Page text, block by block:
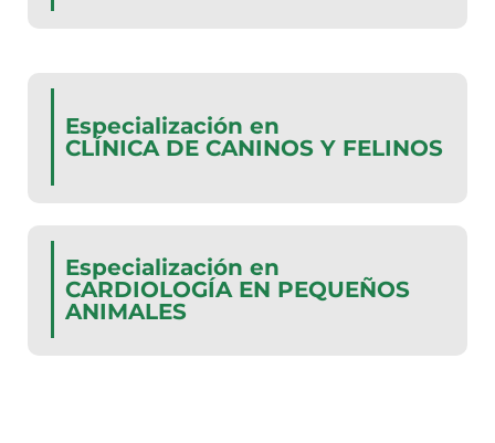
Especialización en
CLÍNICA DE CANINOS Y FELINOS
Especialización en
CARDIOLOGÍA EN PEQUEÑOS
ANIMALES